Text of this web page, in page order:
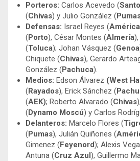
Porteros: Carlos Acevedo (
(Chivas) y Julio González (
Defensas: Israel Reyes (América
(Porto), César Montes (Almería
(Toluca); Johan Vásquez (Genoa
Chiquete (Chivas), Gerardo
González (Pachuca).
Medios: Edson Álvarez (West
(Rayados), Erick Sánchez (
(AEK); Roberto Alvarado (Chivas
(Dynamo Moscú) y Carlos
Delanteros: Marcelo Flores (
(Pumas), Julián Quiñones (
Gimenez (Feyenord); Alexis
Antuna (Cruz Azul), Guillermo